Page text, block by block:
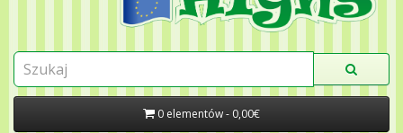
0 elementów - 0,00€